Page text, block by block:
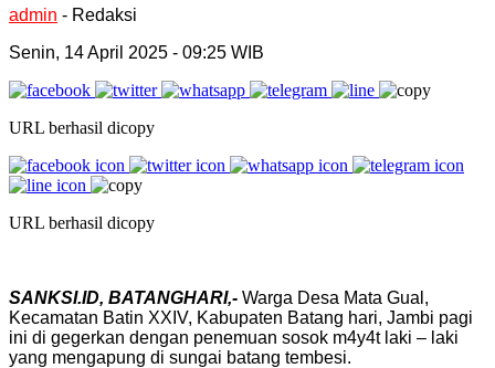
admin - Redaksi
Senin, 14 April 2025 - 09:25 WIB
URL berhasil dicopy
URL berhasil dicopy
SANKSI.ID, BATANGHARI,- Warga Desa Mata Gual,
Kecamatan Batin XXIV, Kabupaten Batang hari, Jambi pagi
ini di gegerkan dengan penemuan sosok m4y4t laki – laki
yang mengapung di sungai batang tembesi.